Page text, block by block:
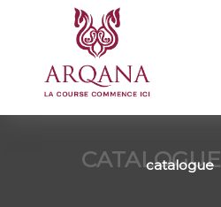
CATALOGUE
catalogue